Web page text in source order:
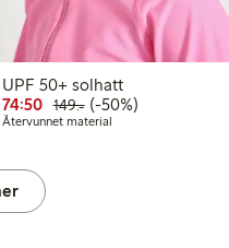
pris senaste 30 dagarna: 125,50 kr
UPF 50+ solhatt
74:50 Rabatterat pris: 74,50 kr
149:-Ordinarie pris:
50% rabatt
(-50%)
Återvunnet material